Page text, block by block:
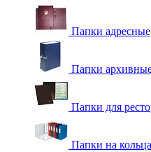
Папки адресные
Папки
Папки для
Папки на